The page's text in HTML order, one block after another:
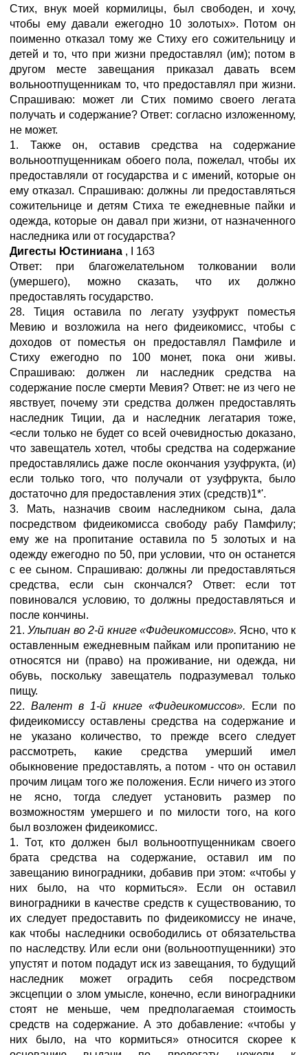
Стих, внук моей кормилицы, был свободен, и хочу,
чтобы ему давали ежегодно 10 золотых». Потом он
поименно отказал тому же Стиху его сожительницу и
детей и то, что при жизни предоставлял (им); потом в
другом месте завещания приказал давать всем
вольноотпущенникам то, что предоставлял при жизни.
Спрашиваю: может ли Стих помимо своего легата
получать и содержание? Ответ: согласно изложенному,
не может.
1. Также он, оставив средства на содержание
вольноотпущенникам обоего пола, пожелал, чтобы их
предоставляли от государства и с имений, которые он
ему отказал. Спрашиваю: должны ли предоставляться
сожительнице и детям Стиха те ежедневные пайки и
одежда, которые он давал при жизни, от назначенного
наследника или от государства?
Дигесты Юстиниана ,
1б3
Ответ: при благожелательном толковании воли
(умершего), можно сказать, что их должно
предоставлять государство.
28. Тиция оставила по легату узуфрукт поместья
Мевию и возложила на него фидеикомисс, чтобы с
доходов от поместья он предоставлял Памфиле и
Стиху ежегодно по 100 монет, пока они живы.
Спрашиваю: должен ли наследник средства на
содержание после смерти Мевия? Ответ: не из чего не
явствует, почему эти средства должен предоставлять
наследник Тиции, да и наследник легатария тоже,
<если только не будет со всей очевидностью доказано,
что завещатель хотел, чтобы средства на содержание
предоставлялись даже после окончания узуфрукта, (и)
если только того, что получали от узуфрукта, было
достаточно для предоставления этих (средств)1*'.
3. Мать, назначив своим наследником сына, дала
посредством фидеикомисса свободу рабу Памфилу;
ему же на пропитание оставила по 5 золотых и на
одежду ежегодно по 50, при условии, что он останется
с ее сыном. Спрашиваю: должны ли предоставляться
средства, если сын скончался? Ответ: если тот
повиновался условию, то должны предоставляться и
после кончины.
21.Ульпиан во 2-й книге «Фидеикомиссов». Ясно, что к
оставленным ежедневным пайкам или пропитанию не
относятся ни (право) на проживание, ни одежда, ни
обувь, поскольку завещатель подразумевал только
пищу.
22.Валент в 1-й книге «Фидеикомиссов».
Если по
фидеикомиссу оставлены средства на содержание и
не указано количество, то прежде всего следует
рассмотреть, какие средства умерший имел
обыкновение предоставлять, а потом - что он оставил
прочим лицам того же положения. Если ничего из этого
не ясно, тогда следует установить размер по
возможностям умершего и по милости того, на кого
был возложен фидеикомисс.
1. Тот, кто должен был вольноотпущенникам своего
брата средства на содержание, оставил им по
завещанию виноградники, добавив при этом: «чтобы у
них было, на что кормиться». Если он оставил
виноградники в качестве средств к существованию, то
их следует предоставить по фидеикомиссу не иначе,
как чтобы наследники освободились от обязательства
по наследству. Или если они (вольноотпущенники) это
упустят и потом подадут иск из завещания, то будущий
наследник может оградить себя посредством
эксцепции о злом умысле, конечно, если виноградники
стоят не меньше, чем предполагаемая стоимость
средств на содержание. А это добавление: «чтобы у
них было, на что кормиться» относится скорее к